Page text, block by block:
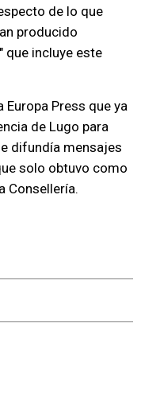
de lo que
producido
que incluye este
Europa Press que ya
de Lugo para
difundía mensajes
solo obtuvo como
Consellería.